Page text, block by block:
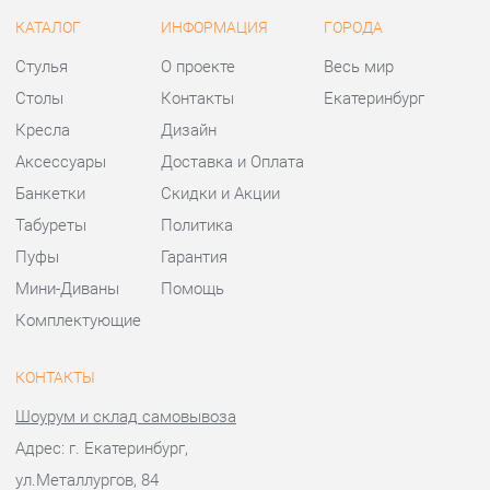
Пуфы
Мини-Диваны
Комплектующие
Гарантия
Помощь
КОНТАКТЫ
Шоурум и склад самовывоза
Адрес: г. Екатеринбург,
ул.Металлургов, 84
Телефон: +7 (343) 383-36-37
Пн - Пт:10:00 - 20:00 (GMT+5)
Отправить сообщение